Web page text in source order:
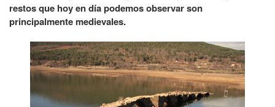
restos que hoy en día podemos observar son
principalmente medievales.